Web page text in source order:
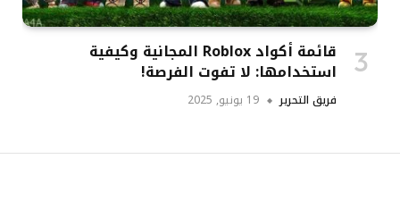
قائمة أكواد Roblox المجانية وكيفية
استخدامها: لا تفوت الفرصة!
فريق التحرير 19 يونيو, 2025